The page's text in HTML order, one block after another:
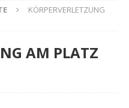
KÖRPERVERLETZUNG
AM PLATZ